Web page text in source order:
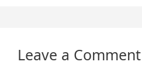
Leave a Comment